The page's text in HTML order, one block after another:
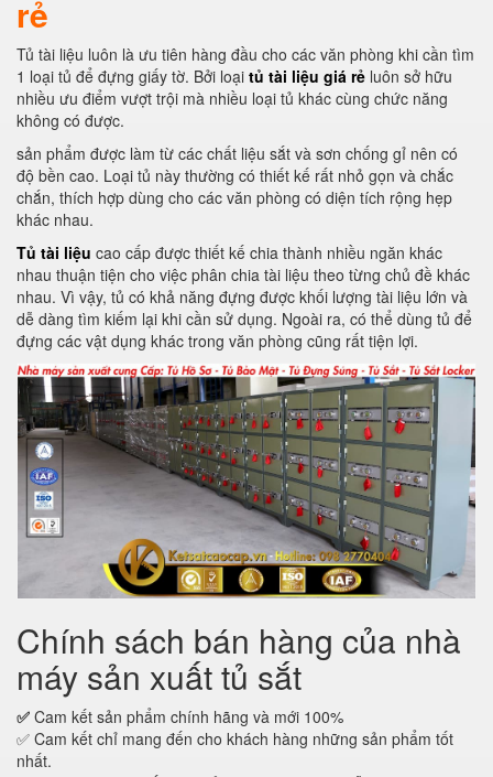
rẻ
Tủ tài liệu luôn là ưu tiên hàng đầu cho các văn phòng khi cần tìm
1 loại tủ để đựng giấy tờ. Bởi loại tủ tài liệu giá rẻ luôn sở hữu
nhiều ưu điểm vượt trội mà nhiều loại tủ khác cùng chức năng
không có được.
sản phẩm được làm từ các chất liệu sắt và sơn chống gỉ nên có
độ bền cao. Loại tủ này thường có thiết kế rất nhỏ gọn và chắc
chắn, thích hợp dùng cho các văn phòng có diện tích rộng hẹp
khác nhau.
Tủ tài liệu cao cấp được thiết kế chia thành nhiều ngăn khác
nhau thuận tiện cho việc phân chia tài liệu theo từng chủ đề khác
nhau. Vì vậy, tủ có khả năng đựng được khối lượng tài liệu lớn và
dễ dàng tìm kiếm lại khi cần sử dụng. Ngoài ra, có thể dùng tủ để
đựng các vật dụng khác trong văn phòng cũng rất tiện lợi.
Chính sách bán hàng của nhà
máy sản xuất tủ sắt
✅ Cam kết sản phẩm chính hãng và mới 100%
✅ Cam kết chỉ mang đến cho khách hàng những sản phẩm tốt
nhất.